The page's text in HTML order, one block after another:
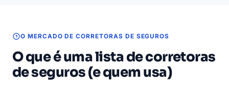
O MERCADO DE CORRETORAS DE SEGUROS
O que é uma lista de corretoras
de seguros (e quem usa)